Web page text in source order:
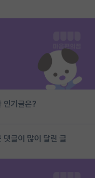
인기글은?
댓글이 많이 달린 글